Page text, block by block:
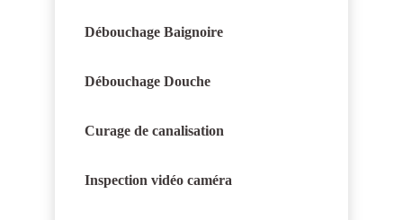
Débouchage Baignoire
Débouchage Douche
Curage de canalisation
Inspection vidéo caméra